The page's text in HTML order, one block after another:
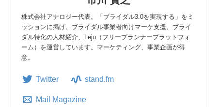
株式会社アナロジー代表。「ブライダル3.0を実現する」をミ
ッションに掲げ、ブライダル事業者向けマーケ支援、ブライ
ダル特化の人材紹介、Leju（フリープランナープラットフォ
ーム）を運営しています。マーケティング、事業企画が得
意。
Twitter stand.fm
Mail Magazine